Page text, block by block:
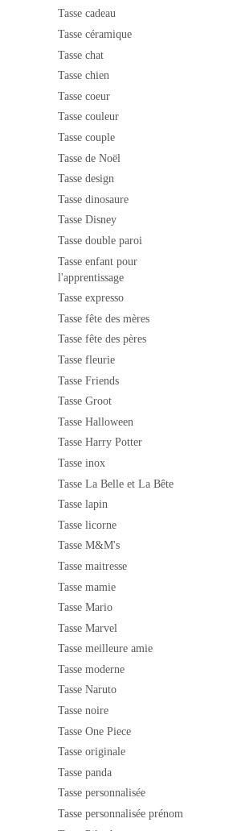
Tasse cadeau
Tasse céramique
Tasse chat
Tasse chien
Tasse coeur
Tasse couleur
Tasse couple
Tasse de Noël
Tasse design
Tasse dinosaure
Tasse Disney
Tasse double paroi
Tasse enfant pour
l'apprentissage
Tasse expresso
Tasse fête des mères
Tasse fête des pères
Tasse fleurie
Tasse Friends
Tasse Groot
Tasse Halloween
Tasse Harry Potter
Tasse inox
Tasse La Belle et La Bête
Tasse lapin
Tasse licorne
Tasse M&M's
Tasse maitresse
Tasse mamie
Tasse Mario
Tasse Marvel
Tasse meilleure amie
Tasse moderne
Tasse Naruto
Tasse noire
Tasse One Piece
Tasse originale
Tasse panda
Tasse personnalisée
Tasse personnalisée prénom